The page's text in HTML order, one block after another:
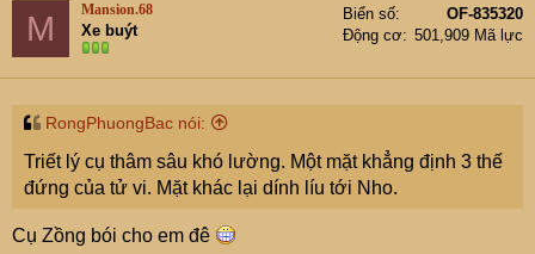
M Mansion.68
Xe buýt
Biển số
OF-835320
Động cơ
501,909 Mã lực
RongPhuongBac nói:
Triết lý cụ thâm sâu khó lường. Một mặt khẳng định 3 thế
đứng của tử vi. Mặt khác lại dính líu tới Nho.
Cụ Zồng bói cho em đê